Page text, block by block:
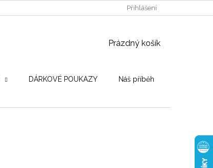
STROJE PRO VÝROBUPřihlášení
NÁKUPNÍ KOŠÍK
Prázdný košík
DÁRKOVÉ POUKAZY Náš příběh